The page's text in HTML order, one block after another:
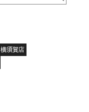
須賀店